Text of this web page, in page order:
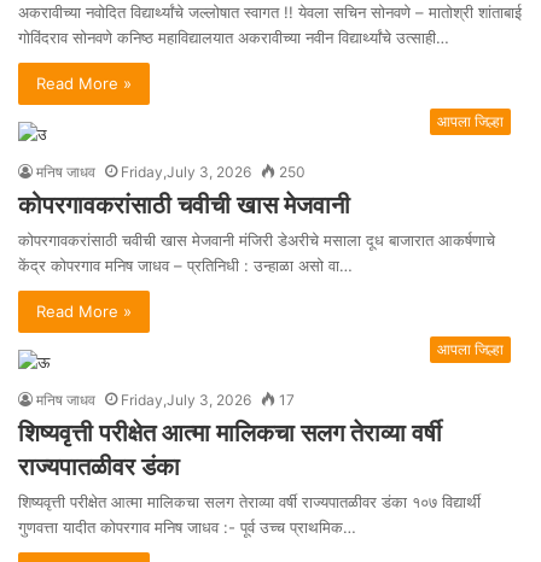
अकरावीच्या नवोदित विद्यार्थ्यांचे जल्लोषात स्वागत !! येवला सचिन सोनवणे – मातोश्री शांताबाई
गोविंदराव सोनवणे कनिष्ठ महाविद्यालयात अकरावीच्या नवीन विद्यार्थ्यांचे उत्साही…
Read More »
आपला जिल्हा
मनिष जाधव Friday,July 3, 2026 250
कोपरगावकरांसाठी चवीची खास मेजवानी
कोपरगावकरांसाठी चवीची खास मेजवानी मंजिरी डेअरीचे मसाला दूध बाजारात आकर्षणाचे
केंद्र कोपरगाव मनिष जाधव – प्रतिनिधी : उन्हाळा असो वा…
Read More »
आपला जिल्हा
मनिष जाधव Friday,July 3, 2026 17
शिष्यवृत्ती परीक्षेत आत्मा मालिकचा सलग तेराव्या वर्षी
राज्यपातळीवर डंका
शिष्यवृत्ती परीक्षेत आत्मा मालिकचा सलग तेराव्या वर्षी राज्यपातळीवर डंका १०७ विद्यार्थी
गुणवत्ता यादीत कोपरगाव मनिष जाधव :- पूर्व उच्च प्राथमिक…